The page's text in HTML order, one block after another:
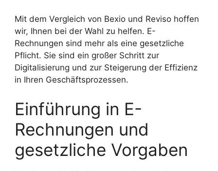
Mit dem Vergleich von Bexio und Reviso hoffen
wir, Ihnen bei der Wahl zu helfen. E-
Rechnungen sind mehr als eine gesetzliche
Pflicht. Sie sind ein großer Schritt zur
Digitalisierung und zur Steigerung der Effizienz
in Ihren Geschäftsprozessen.
Einführung in E-
Rechnungen und
gesetzliche Vorgaben